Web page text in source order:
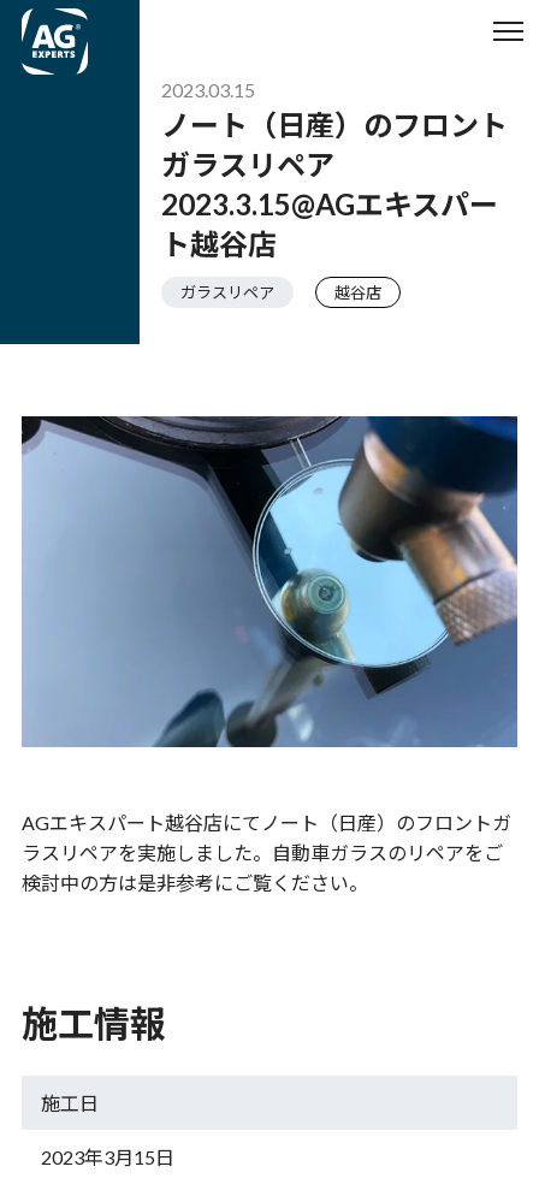
2023.03.15
ノート（日産）のフロント
ガラスリペア
2023.3.15@AGエキスパー
ト越谷店
ガラスリペア 越谷店
AGエキスパート越谷店にてノート（日産）のフロントガ
ラスリペアを実施しました。自動車ガラスのリペアをご
検討中の方は是非参考にご覧ください。
施工情報
施工日
2023年3月15日